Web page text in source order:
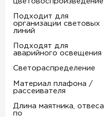
Подходит для
организации световых
линий
Подходят для
аварийного освещения
Светораспределение
Материал плафона /
рассеивателя
Длина маятника, отвеса
по